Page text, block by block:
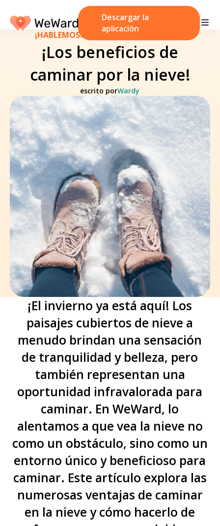
Descargar la
aplicación
¡HABLEMOS! 18 de diciembre de 2023
¡Los beneficios de
caminar por la nieve!
escrito porWardy
¡El invierno ya está aquí! Los
paisajes cubiertos de nieve a
menudo brindan una sensación
de tranquilidad y belleza, pero
también representan una
oportunidad infravalorada para
caminar. En WeWard, lo
alentamos a que vea la nieve no
como un obstáculo, sino como un
entorno único y beneficioso para
caminar. Este artículo explora las
numerosas ventajas de caminar
en la nieve y cómo hacerlo de